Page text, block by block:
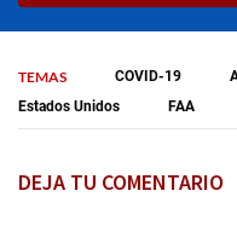
TEMAS COVID-19
Estados Unidos
FAA
DEJA TU COMENTARIO